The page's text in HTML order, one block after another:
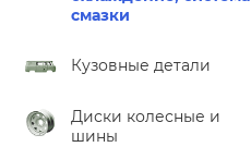
смазки
Кузовные детали
Диски колесные и
шины